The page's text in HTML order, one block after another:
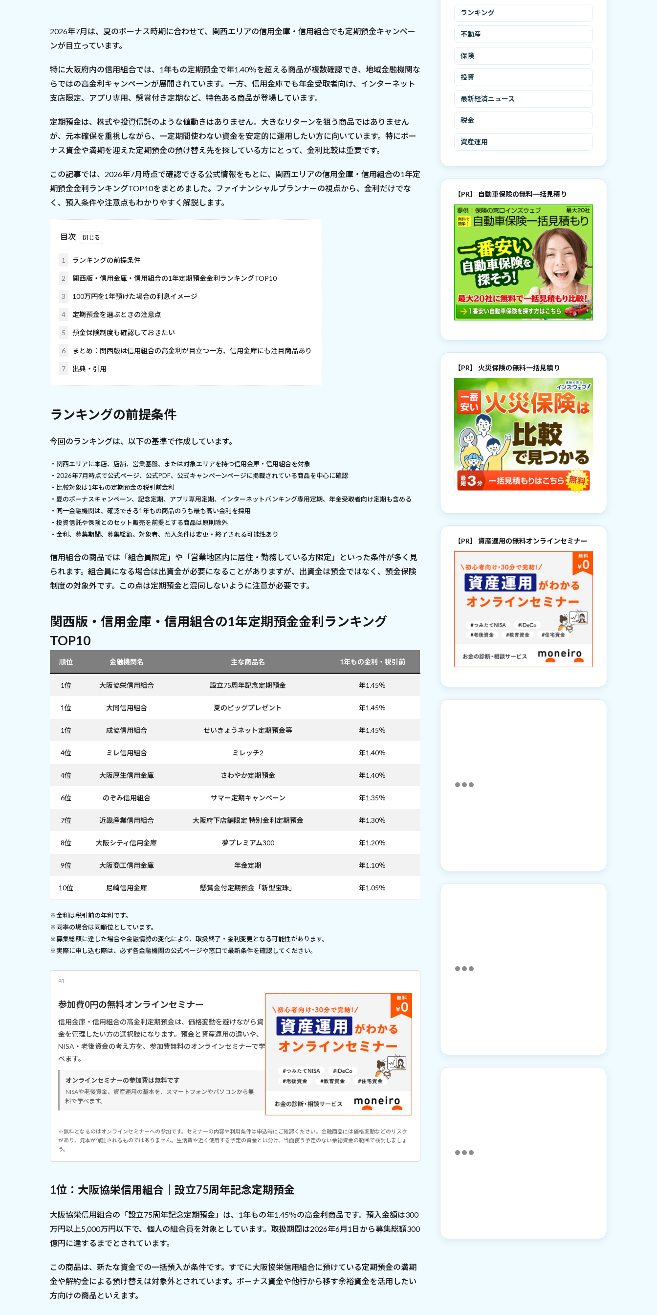
2026年7月は、夏のボーナス時期に合わせて、関西エリアの信用金庫・信用組合でも定期預金キャンペー
ンが目立っています。
特に大阪府内の信用組合では、1年もの定期預金で年1.40％を超える商品が複数確認でき、地域金融機関な
らではの高金利キャンペーンが展開されています。一方、信用金庫でも年金受取者向け、インターネット
支店限定、アプリ専用、懸賞付き定期など、特色ある商品が登場しています。
定期預金は、株式や投資信託のような値動きはありません。大きなリターンを狙う商品ではありません
が、元本確保を重視しながら、一定期間使わない資金を安定的に運用したい方に向いています。特にボー
ナス資金や満期を迎えた定期預金の預け替え先を探している方にとって、金利比較は重要です。
この記事では、2026年7月時点で確認できる公式情報をもとに、関西エリアの信用金庫・信用組合の1年定
期預金金利ランキングTOP10をまとめました。ファイナンシャルプランナーの視点から、金利だけでな
く、預入条件や注意点もわかりやすく解説します。
目次
1 ランキングの前提条件
2 関西版・信用金庫・信用組合の1年定期預金金利ランキングTOP10
3 100万円を1年預けた場合の利息イメージ
4 定期預金を選ぶときの注意点
5 預金保険制度も確認しておきたい
6 まとめ：関西版は信用組合の高金利が目立つ一方、信用金庫にも注目商品あり
7 出典・引用
ランキングの前提条件
今回のランキングは、以下の基準で作成しています。
・関西エリアに本店、店舗、営業基盤、または対象エリアを持つ信用金庫・信用組合を対象
・2026年7月時点で公式ページ、公式PDF、公式キャンペーンページに掲載されている商品を中心に確認
・比較対象は1年もの定期預金の税引前金利
・夏のボーナスキャンペーン、記念定期、アプリ専用定期、インターネットバンキング専用定期、年金受取者向け定期も含める
・同一金融機関は、確認できる1年もの商品のうち最も高い金利を採用
・投資信託や保険とのセット販売を前提とする商品は原則除外
・金利、募集期間、募集総額、対象者、預入条件は変更・終了される可能性あり
信用組合の商品では「組合員限定」や「営業地区内に居住・勤務している方限定」といった条件が多く見
られます。組合員になる場合は出資金が必要になることがありますが、出資金は預金ではなく、預金保険
制度の対象外です。この点は定期預金と混同しないように注意が必要です。
関西版・信用金庫・信用組合の1年定期預金金利ランキング
TOP10
順位 金融機関名 主な商品名 1年もの金利・税引前
1位 大阪協栄信用組合 設立75周年記念定期預金 年1.45％
1位 大同信用組合 夏のビッグプレゼント 年1.45％
1位 成協信用組合 せいきょうネット定期預金等 年1.45％
4位 ミレ信用組合 ミレッチ2 年1.40％
4位 大阪厚生信用金庫 さわやか定期預金 年1.40％
6位 のぞみ信用組合 サマー定期キャンペーン 年1.35％
7位 近畿産業信用組合 大阪府下店舗限定 特別金利定期預金 年1.30％
8位 大阪シティ信用金庫 夢プレミアム300 年1.20％
9位 大阪商工信用金庫 年金定期 年1.10％
10位 尼崎信用金庫 懸賞金付定期預金「新型宝珠」 年1.05％
※金利は税引前の年利です。
※同率の場合は同順位としています。
※募集総額に達した場合や金融情勢の変化により、取扱終了・金利変更となる可能性があります。
※実際に申し込む際は、必ず各金融機関の公式ページや窓口で最新条件を確認してください。
PR
参加費0円の無料オンラインセミナー
信用金庫・信用組合の高金利定期預金は、価格変動を避けながら資
金を管理したい方の選択肢になります。預金と資産運用の違いや、
NISA・老後資金の考え方を、参加費無料のオンラインセミナーで学
べます。
オンラインセミナーの参加費は無料です
NISAや老後資金、資産運用の基本を、スマートフォンやパソコンから無
料で学べます。
※無料となるのはオンラインセミナーへの参加です。セミナーの内容や利用条件は申込時にご確認ください。金融商品には価格変動などのリスク
があり、元本が保証されるものではありません。生活費や近く使用する予定の資金とは分け、当面使う予定のない余裕資金の範囲で検討しましょ
う。
1位：大阪協栄信用組合｜設立75周年記念定期預金
大阪協栄信用組合の「設立75周年記念定期預金」は、1年もの年1.45％の高金利商品です。預入金額は300
万円以上5,000万円以下で、個人の組合員を対象としています。取扱期間は2026年6月1日から募集総額300
億円に達するまでとされています。
この商品は、新たな資金での一括預入が条件です。すでに大阪協栄信用組合に預けている定期預金の満期
金や解約金による預け替えは対象外とされています。ボーナス資金や他行から移す余裕資金を活用したい
方向けの商品といえます。
ランキング
不動産
保険
投資
最新経済ニュース
税金
資産運用
【PR】 自動車保険の無料一括見積り
【PR】 火災保険の無料一括見積り
【PR】 資産運用の無料オンラインセミナー